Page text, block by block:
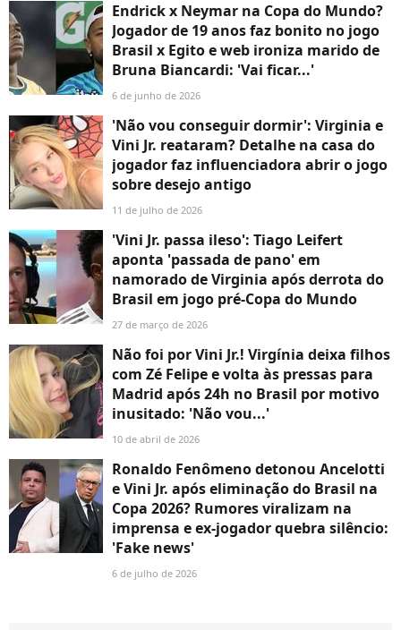
Endrick x Neymar na Copa do Mundo?
Jogador de 19 anos faz bonito no jogo
Brasil x Egito e web ironiza marido de
Bruna Biancardi: 'Vai ficar...'
6 de junho de 2026
'Não vou conseguir dormir': Virginia e
Vini Jr. reataram? Detalhe na casa do
jogador faz influenciadora abrir o jogo
sobre desejo antigo
11 de julho de 2026
'Vini Jr. passa ileso': Tiago Leifert
aponta 'passada de pano' em
namorado de Virginia após derrota do
Brasil em jogo pré-Copa do Mundo
27 de março de 2026
Não foi por Vini Jr.! Virgínia deixa filhos
com Zé Felipe e volta às pressas para
Madrid após 24h no Brasil por motivo
inusitado: 'Não vou...'
10 de abril de 2026
Ronaldo Fenômeno detonou Ancelotti
e Vini Jr. após eliminação do Brasil na
Copa 2026? Rumores viralizam na
imprensa e ex-jogador quebra silêncio:
'Fake news'
6 de julho de 2026